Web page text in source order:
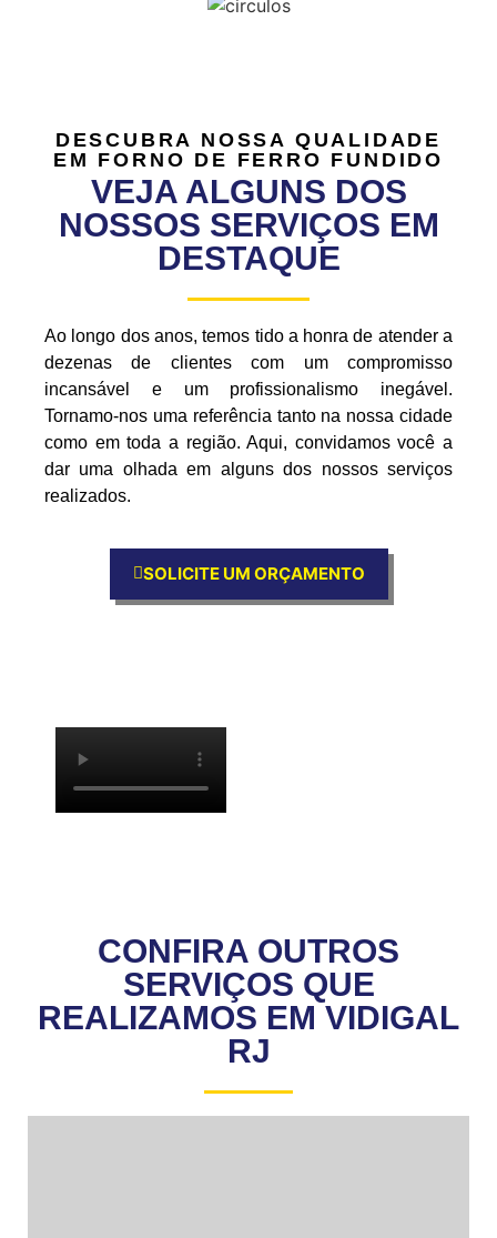
DESCUBRA NOSSA QUALIDADE
EM FORNO DE FERRO FUNDIDO
VEJA ALGUNS DOS
NOSSOS SERVIÇOS EM
DESTAQUE
Ao longo dos anos, temos tido a honra de atender a
dezenas de clientes com um compromisso
incansável e um profissionalismo inegável.
Tornamo-nos uma referência tanto na nossa cidade
como em toda a região. Aqui, convidamos você a
dar uma olhada em alguns dos nossos serviços
realizados.
SOLICITE UM ORÇAMENTO
CONFIRA OUTROS
SERVIÇOS QUE
REALIZAMOS EM VIDIGAL
RJ